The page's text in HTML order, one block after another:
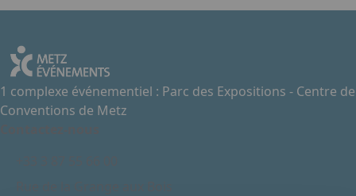
1 complexe événementiel : Parc des Expositions - Centre de
Conventions de Metz